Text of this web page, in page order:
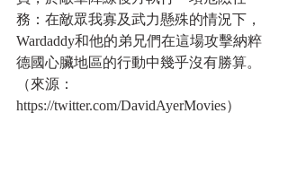
務：在敵眾我寡及武力懸殊的情況下，
Wardaddy和他的弟兄們在這場攻擊納粹
德國心臟地區的行動中幾乎沒有勝算。
（來源：
https://twitter.com/DavidAyerMovies）